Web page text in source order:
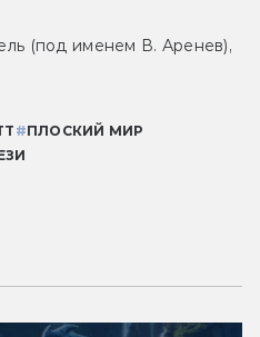
(под именем В. Аренев),
#ПЛОСКИЙ МИР